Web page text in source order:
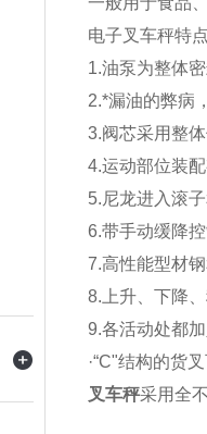
电子叉车秤特
1.油泵为整体
2.*漏油的弊病
3.阀芯采用整
4.运动部位装
5.尼龙进入滚
6.带手动缓降
7.高性能型材
8.上升、下降
9.各活动处都
·“C"结构的货
叉车秤采用全